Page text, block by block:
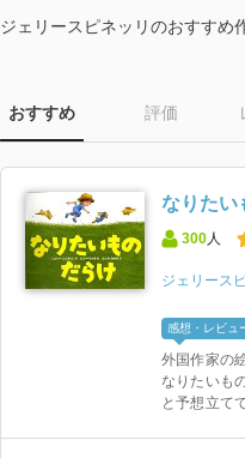
ジェリースピネッリのおすすめ
おすすめ 評価
なりたい
300人
ジェリース
感想・レビュ
外国作家の
なりたいも
と予想立て